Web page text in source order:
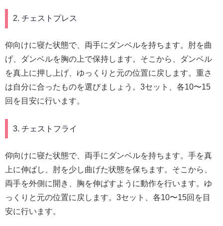
2. チェストプレス
仰向けに寝た状態で、両手にダンベルを持ちます。肘を曲
げ、ダンベルを胸の上で保持します。そこから、ダンベル
を真上に押し上げ、ゆっくりと元の位置に戻します。重さ
は自分に合ったものを選びましょう。3セット、各10〜15
回を目安に行います。
3. チェストフライ
仰向けに寝た状態で、両手にダンベルを持ちます。手を真
上に伸ばし、肘を少し曲げた状態を保ちます。そこから、
両手を外側に開き、胸を伸ばすように動作を行います。ゆ
っくりと元の位置に戻します。3セット、各10〜15回を目
安に行います。